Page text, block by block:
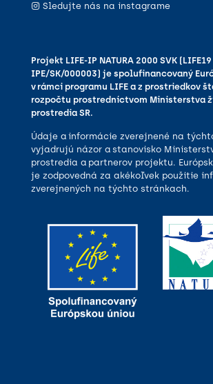
Sledujte nás na instagrame
Projekt LIFE-IP NATURA 2000 SVK (LIFE19
IPE/SK/000003) je spolufinancovaný
v rámci programu LIFE a z prostriedkov
rozpočtu prostredníctvom Ministerstva
prostredia SR.
Údaje a informácie zverejnené na
vyjadrujú názor a stanovisko
prostredia a partnerov projektu.
je zodpovedná za akékoľvek použitie
zverejnených na týchto stránkach.